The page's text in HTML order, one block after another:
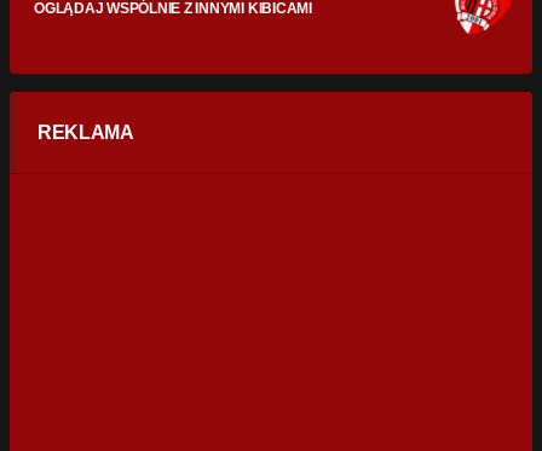
OGLĄDAJ WSPÓLNIE Z INNYMI KIBICAMI
REKLAMA